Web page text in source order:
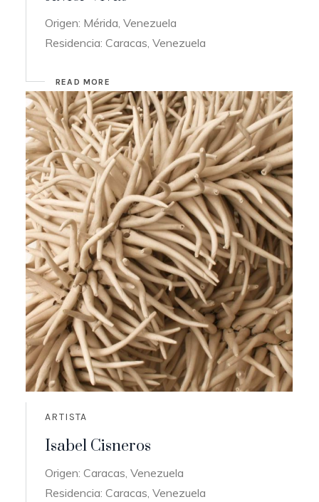
Origen: Mérida, Venezuela
Residencia: Caracas, Venezuela
READ MORE
ARTISTA
Isabel Cisneros
Origen: Caracas, Venezuela
Residencia: Caracas, Venezuela